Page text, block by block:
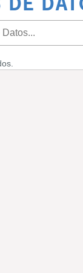
DE